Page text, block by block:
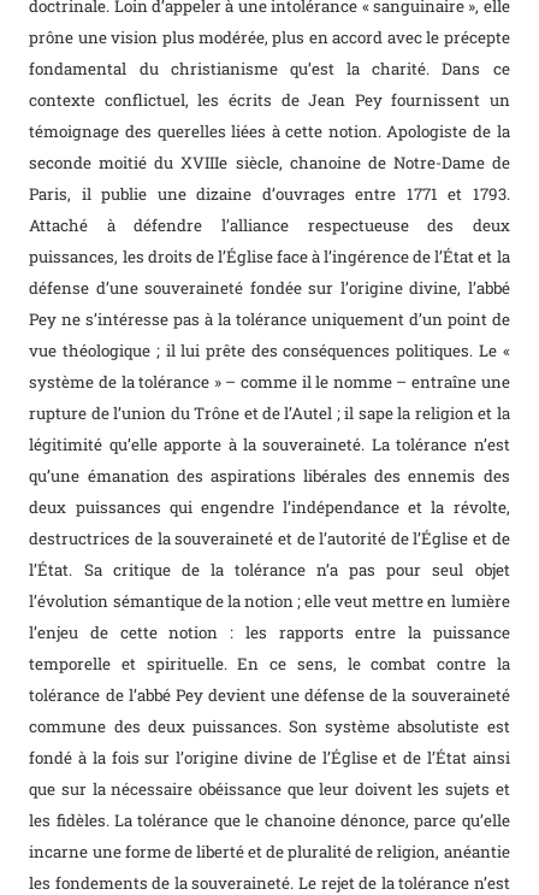
doctrinale. Loin d’appeler à une intolérance « sanguinaire », elle
prône une vision plus modérée, plus en accord avec le précepte
fondamental du christianisme qu’est la charité. Dans ce
contexte conflictuel, les écrits de Jean Pey fournissent un
témoignage des querelles liées à cette notion. Apologiste de la
seconde moitié du XVIIIe siècle, chanoine de Notre-Dame de
Paris, il publie une dizaine d’ouvrages entre 1771 et 1793.
Attaché à défendre l’alliance respectueuse des deux
puissances, les droits de l’Église face à l’ingérence de l’État et la
défense d’une souveraineté fondée sur l’origine divine, l’abbé
Pey ne s’intéresse pas à la tolérance uniquement d’un point de
vue théologique ; il lui prête des conséquences politiques. Le «
système de la tolérance » – comme il le nomme – entraîne une
rupture de l’union du Trône et de l’Autel ; il sape la religion et la
légitimité qu’elle apporte à la souveraineté. La tolérance n’est
qu’une émanation des aspirations libérales des ennemis des
deux puissances qui engendre l’indépendance et la révolte,
destructrices de la souveraineté et de l’autorité de l’Église et de
l’État. Sa critique de la tolérance n’a pas pour seul objet
l’évolution sémantique de la notion ; elle veut mettre en lumière
l’enjeu de cette notion : les rapports entre la puissance
temporelle et spirituelle. En ce sens, le combat contre la
tolérance de l’abbé Pey devient une défense de la souveraineté
commune des deux puissances. Son système absolutiste est
fondé à la fois sur l’origine divine de l’Église et de l’État ainsi
que sur la nécessaire obéissance que leur doivent les sujets et
les fidèles. La tolérance que le chanoine dénonce, parce qu’elle
incarne une forme de liberté et de pluralité de religion, anéantie
les fondements de la souveraineté. Le rejet de la tolérance n’est